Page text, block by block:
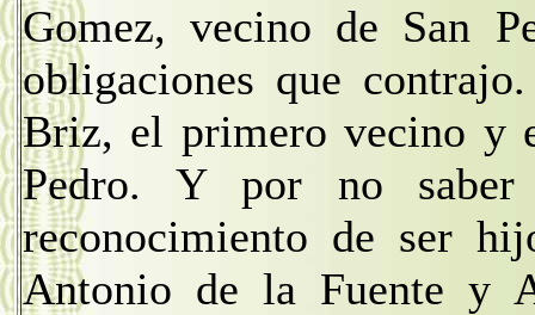
Gomez, vecino de San
obligaciones que
Briz, el primero vecino y
Pedro. Y por no
reconocimiento de ser
Antonio de la Fuente y